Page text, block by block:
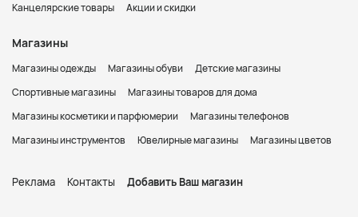
Канцелярские товары
Акции и скидки
Магазины
Магазины одежды Магазины обуви
Детские магазины
Спортивные магазины
Магазины товаров для дома
Магазины косметики и парфюмерии
Магазины телефонов
Магазины инструментов
Ювелирные магазины Магазины цветов
Реклама Контакты Добавить Ваш магазин